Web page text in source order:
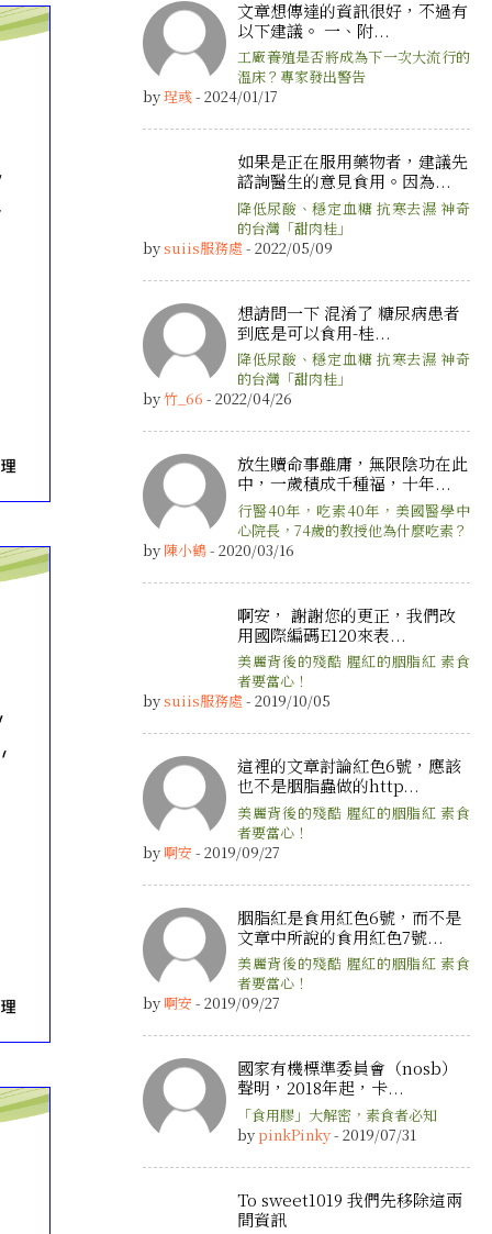
文章想傳達的資訊很好，不過有
以下建議。 一、附...
工廠養殖是否將成為下一次大流行的
溫床？專家發出警告
by珵彧- 2024/01/17
如果是正在服用藥物者，建議先
諮詢醫生的意見食用。因為...
降低尿酸、穩定血糖 抗寒去濕 神奇
的台灣「甜肉桂」
bysuiis服務處 - 2022/05/09
想請問一下 混淆了 糖尿病患者
到底是可以食用-桂...
降低尿酸、穩定血糖 抗寒去濕 神奇
的台灣「甜肉桂」
by竹_66 - 2022/04/26
放生贖命事雖庸，無限陰功在此
中，一歲積成千種福，十年...
行醫40年，吃素40年，美國醫學中
心院長，74歲的教授他為什麼吃素？
by 陳小鶴- 2020/03/16
啊安， 謝謝您的更正，我們改
用國際編碼E120來表...
美麗背後的殘酷 腥紅的胭脂紅 素食
者要當心！
bysuiis服務處 - 2019/10/05
這裡的文章討論紅色6號，應該
也不是胭脂蟲做的http...
美麗背後的殘酷 腥紅的胭脂紅 素食
者要當心！
by 啊安 - 2019/09/27
胭脂紅是食用紅色6號，而不是
文章中所說的食用紅色7號...
美麗背後的殘酷 腥紅的胭脂紅 素食
者要當心！
by 啊安 - 2019/09/27
國家有機標準委員會（nosb）
聲明，2018年起，卡...
「食用膠」大解密，素食者必知
bypinkPinky- 2019/07/31
To sweet1019 我們先移除這兩
間資訊